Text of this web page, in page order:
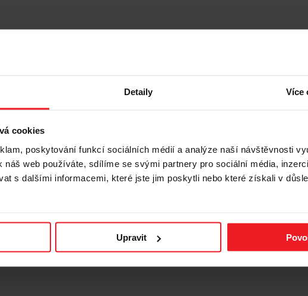
Detaily Více
cookies
poskytování funkcí sociálních médií a analýze naší návštěvnosti
náš web používáte, sdílíme se svými partnery pro sociální média,
s dalšími informacemi, které jste jim poskytli nebo které získali v
Upravit
Chicken with quail
215 Kč